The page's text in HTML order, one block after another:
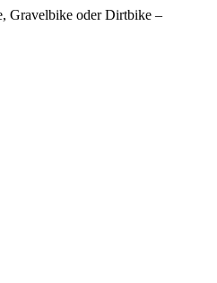
Gravelbike oder Dirtbike –